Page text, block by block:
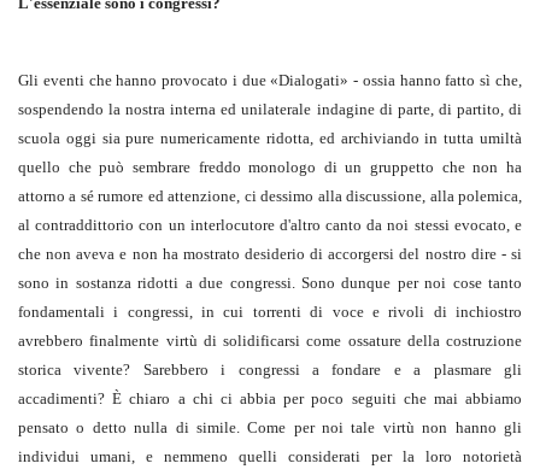
Gli eventi che hanno provocato i due «Dialogati» - ossia hanno fatto sì che,
sospendendo la nostra interna ed unilaterale indagine di parte, di partito, di
scuola oggi sia pure numericamente ridotta, ed archiviando in tutta umiltà
quello che può sembrare freddo monologo di un gruppetto che non ha
attorno a sé rumore ed attenzione, ci dessimo alla discussione, alla polemica,
al contraddittorio con un interlocutore d'altro canto da noi stessi evocato, e
che non aveva e non ha mostrato desiderio di accorgersi del nostro dire - si
sono in sostanza ridotti a due congressi. Sono dunque per noi cose tanto
fondamentali i congressi, in cui torrenti di voce e rivoli di inchiostro
avrebbero finalmente virtù di solidificarsi come ossature della costruzione
storica vivente? Sarebbero i congressi a fondare e a plasmare gli
accadimenti? È chiaro a chi ci abbia per poco seguiti che mai abbiamo
pensato o detto nulla di simile. Come per noi tale virtù non hanno gli
individui umani, e nemmeno quelli considerati per la loro notorietà